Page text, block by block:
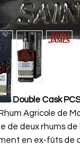
Double Cask
Agricole de
de deux rhums de
en ex-fûts de